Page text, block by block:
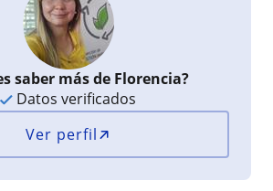
saber más de Florencia?
Datos verificados
Ver perfil